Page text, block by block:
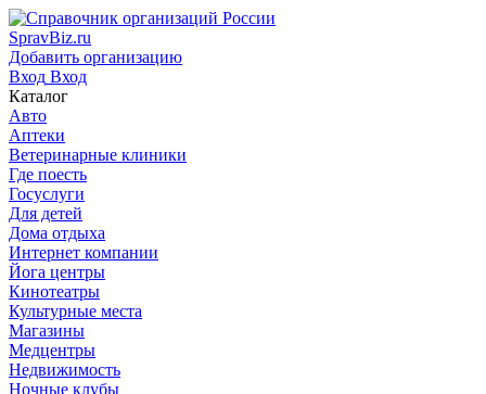
SpravBiz.ru
Добавить организацию
Вход Вход
Каталог
Авто
Аптеки
Ветеринарные клиники
Где поесть
Госуслуги
Для детей
Дома отдыха
Интернет компании
Йога центры
Кинотеатры
Культурные места
Магазины
Медцентры
Недвижимость
Ночные клубы